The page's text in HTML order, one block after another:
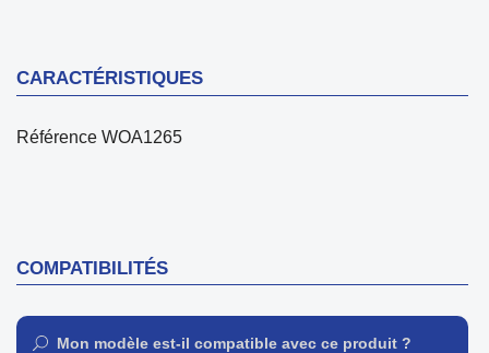
CARACTÉRISTIQUES
Référence WOA1265
COMPATIBILITÉS
Mon modèle est-il compatible avec ce produit ?